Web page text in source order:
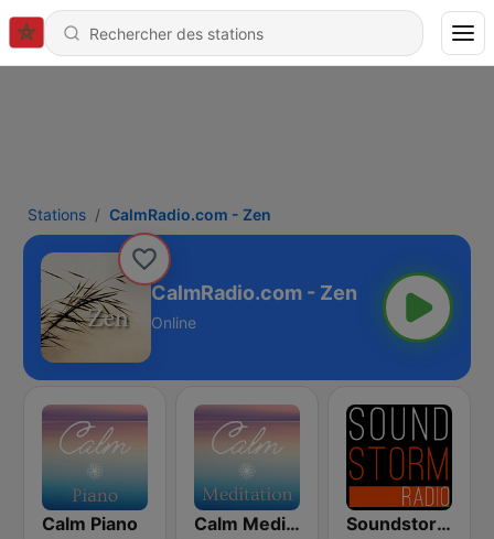
Stations CalmRadio.com - Zen
CalmRadio.com - Zen
Online
Calm Piano Calm Meditation Soundstorm - Relax and Chillout